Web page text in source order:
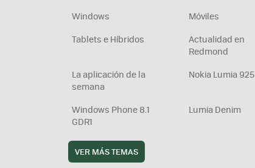
Windows Móviles
Tablets e Híbridos
Actualidad en
Redmond
La aplicación de la
semana
Nokia Lumia 925
Windows Phone 8.1
GDR1
Lumia Denim
VER MÁS TEMAS